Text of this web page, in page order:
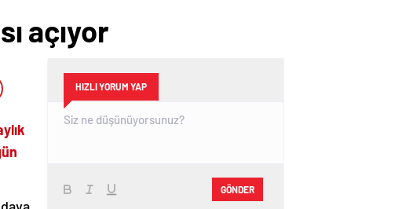
açıyor
HIZLI YORUM YAP
GÖNDER